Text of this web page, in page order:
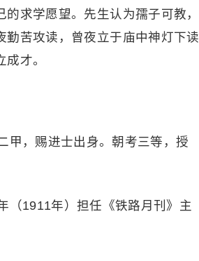
求学愿望。先生认为孺子可教，
苦攻读，曾夜立于庙中神灯下读
才。
甲，赐进士出身。朝考三等，授
（1911年）担任《铁路月刊》主